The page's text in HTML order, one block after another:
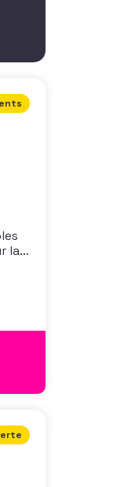
la